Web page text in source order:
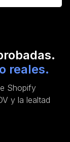
reales.
Shopify
y la lealtad